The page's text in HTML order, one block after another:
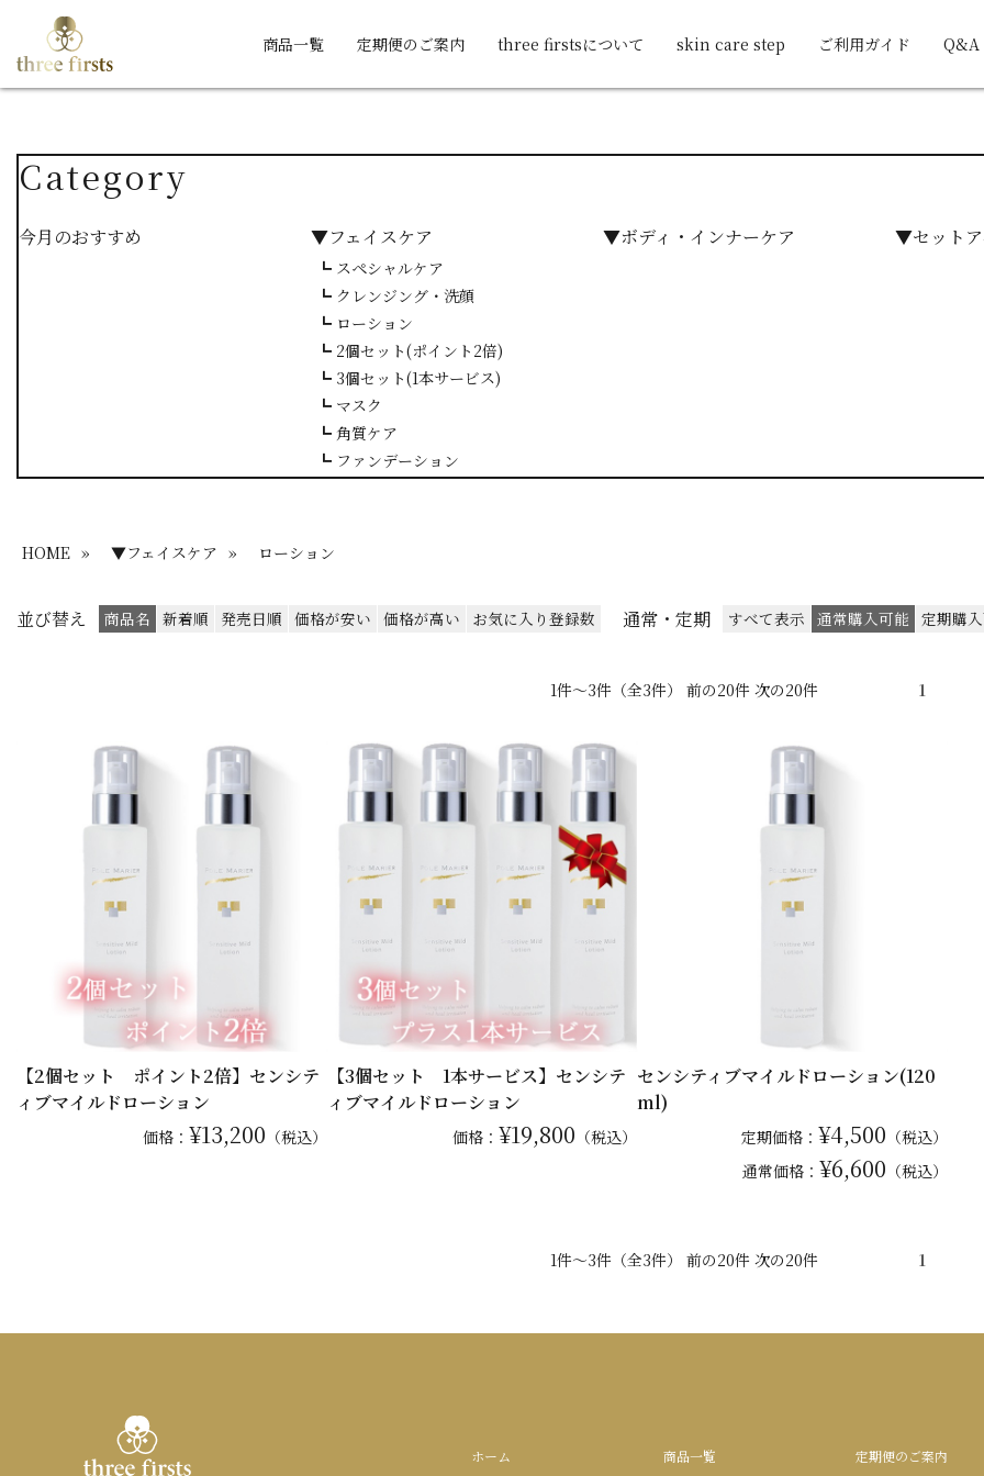
商品一覧 定期便のご案内 three firstsについて skin care step ご利用ガイド Q&A
Category
今月のおすすめ ▼フェイスケア
┗ スペシャルケア
┗ クレンジング・洗顔
┗ ローション
┗ 2個セット(ポイント2倍)
┗ 3個セット(1本サービス)
┗ マスク
┗ 角質ケア
┗ ファンデーション
▼ボディ・インナーケア ▼セットア
HOME » ▼フェイスケア » ローション
並び替え 商品名 新着順 発売日順 価格が安い 価格が高い お気に入り登録数 通常・定期 すべて表示 通常購入可能 定期購
1件～3件（全3件） 前の20件 次の20件 1
【2個セット ポイント2倍】センシテ
ィブマイルドローション
価格： ¥13,200 （税込）
【3個セット 1本サービス】センシテ
ィブマイルドローション
価格： ¥19,800 （税込）
センシティブマイルドローション(120
ml)
定期価格： ¥4,500 （税込）
通常価格： ¥6,600 （税込）
1件～3件（全3件） 前の20件 次の20件 1
ホーム 商品一覧
定期便のご案内